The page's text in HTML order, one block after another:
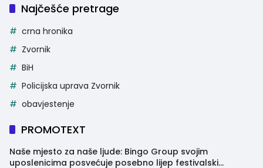
Najčešće pretrage
crna hronika
Zvornik
BiH
Policijska uprava Zvornik
obavjestenje
PROMOTEXT
Naše mjesto za naše ljude: Bingo Group svojim
uposlenicima posvećuje posebno lijep festivalski